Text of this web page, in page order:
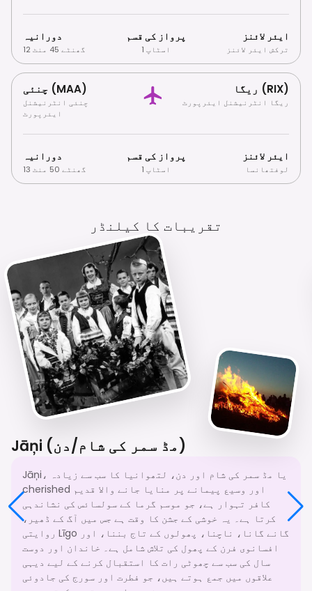
دورانیہ
12 گھنٹے 45 منٹ
پرواز کی قسم
1 اسٹاپ
ایئر لائنز
ترکش ایئر لائنز
چنئی (MAA)
چنئی انٹرنیشنل
ایئرپورٹ
ریگا (RIX)
ریگا انٹرنیشنل ایئرپورٹ
دورانیہ
13 گھنٹے 50 منٹ
پرواز کی قسم
1 اسٹاپ
ایئر لائنز
لوفتھانسا
تقریبات کا کیلنڈر
Jāņi (مڈ سمر کی شام/دن)
Jāņi، یا مڈ سمر کی شام اور دن، لتھوانیا کا سب سے زیادہ
cherished اور وسیع پیمانے پر منایا جانے والا قدیم
کافر تہوار ہے، جو موسم گرما کے سولسائس کی نشاندہی
کرتا ہے۔ یہ خوشی کے جشن کا وقت ہے جس میں آگ کے ڈھیر،
روایتی Līgo گانے گانا، ناچنا، پھولوں کے تاج بننا، اور
افسانوی فرن کے پھول کی تلاش شامل ہے۔ خاندان اور دوست
سال کی سب سے چھوٹی رات کا استقبال کرنے کے لیے دیہی
علاقوں میں جمع ہوتے ہیں، جو فطرت اور سورج کی جادوئی